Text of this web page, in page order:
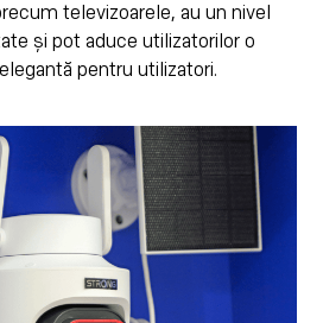
televizoarele, au un nivel
și pot aduce utilizatorilor o
pentru utilizatori.